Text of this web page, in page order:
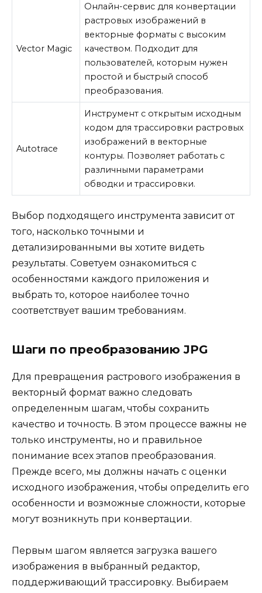
Vector Magic
Онлайн-сервис для конвертации
растровых изображений в
векторные форматы с высоким
качеством. Подходит для
пользователей, которым нужен
простой и быстрый способ
преобразования.
Autotrace
Инструмент с открытым исходным
кодом для трассировки растровых
изображений в векторные
контуры. Позволяет работать с
различными параметрами
обводки и трассировки.
Выбор подходящего инструмента зависит от
того, насколько точными и
детализированными вы хотите видеть
результаты. Советуем ознакомиться с
особенностями каждого приложения и
выбрать то, которое наиболее точно
соответствует вашим требованиям.
Шаги по преобразованию JPG
Для превращения растрового изображения в
векторный формат важно следовать
определенным шагам, чтобы сохранить
качество и точность. В этом процессе важны не
только инструменты, но и правильное
понимание всех этапов преобразования.
Прежде всего, мы должны начать с оценки
исходного изображения, чтобы определить его
особенности и возможные сложности, которые
могут возникнуть при конвертации.
Первым шагом является загрузка вашего
изображения в выбранный редактор,
поддерживающий трассировку. Выбираем